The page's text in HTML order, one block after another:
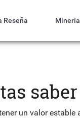
Reseña
saber
un valor estable